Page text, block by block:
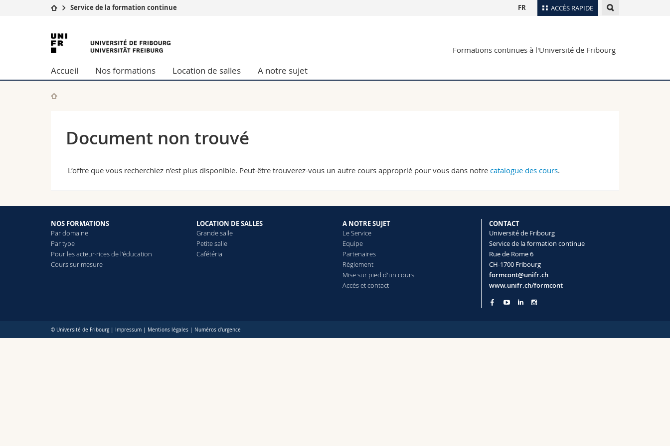
ACCÈS RAPIDE
Université
Recherche
Université
Sciences économiques et sociales et management
Lettres et sciences humaines
Futurs étudiants
Chercheurs
Plan d'accès
Webmail
FR
Service de la formation continue
Université
de
Fribourg
Formations continues à l'Université de Fribourg
Accueil Nos formations Location de salles A notre sujet
Document non trouvé
L’offre que vous recherchiez n’est plus disponible. Peut-être trouverez-vous un autre cours approprié pour vous dans notre catalogue des cours.
NOS FORMATIONS
Par domaine
Par type
Pour les acteur·rices de l'éducation
Cours sur mesure
LOCATION DE SALLES
Grande salle
Petite salle
Cafétéria
A NOTRE SUJET
Le Service
Equipe
Partenaires
Règlement
Mise sur pied d'un cours
Accès et contact
CONTACT
Université de Fribourg
Service de la formation continue
Rue de Rome 6
CH-1700 Fribourg
formcont@unifr.ch
www.unifr.ch/formcont
© Université de Fribourg | Impressum | Mentions légales | Numéros d'urgence